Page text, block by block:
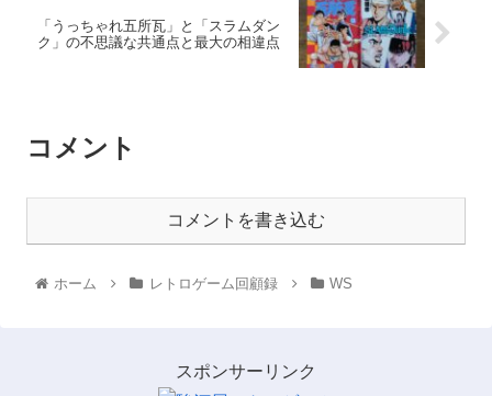
「うっちゃれ五所瓦」と「スラムダン
ク」の不思議な共通点と最大の相違点
コメント
コメントを書き込む
ホーム レトロゲーム回顧録 WS
スポンサーリンク